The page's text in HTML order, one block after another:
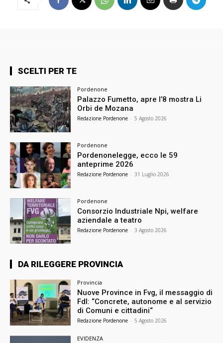
SCELTI PER TE
Pordenone
Palazzo Fumetto, apre l’8 mostra Li
Orbi de Mozana
Redazione Pordenone - 5 Agosto 2026
Pordenone
Pordenonelegge, ecco le 59
anteprime 2026
Redazione Pordenone - 31 Luglio 2026
Pordenone
Consorzio Industriale Npi, welfare
aziendale a teatro
Redazione Pordenone - 3 Agosto 2026
DA RILEGGERE PROVINCIA
Provincia
Nuove Province in Fvg, il messaggio di
FdI: “Concrete, autonome e al servizio
di Comuni e cittadini“
Redazione Pordenone - 5 Agosto 2026
EVIDENZA